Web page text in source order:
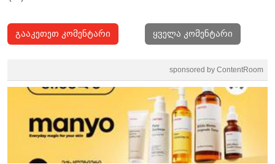
გააკეთეთ კომენტარი ყველა კომენტარი
sponsored by ContentRoom